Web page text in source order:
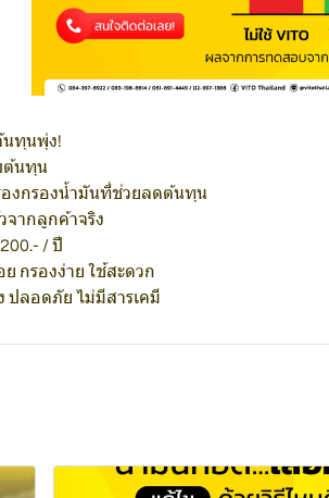
นทุนพุ่ง!
ต้นทุน
องกรองน้ำมันที่ช่วยลดต้นทุน
จากลูกค้าจริง
/ ปี
กรองง่าย ใช้สะดวก
ปลอดภัย ไม่มีสารเคมี